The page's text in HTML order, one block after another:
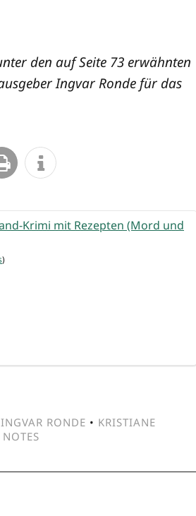
den auf Sei­te 73 erwähn­ten
Ing­var Ron­de für das
Kri­mi mit Rezep­ten (Mord und
)
INGVAR RONDE • KRISTIANE